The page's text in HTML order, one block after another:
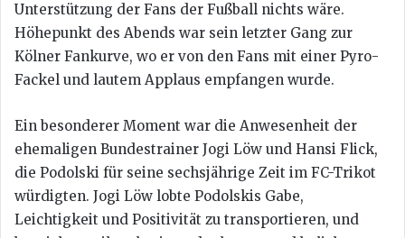
Unterstützung der Fans der Fußball nichts wäre.
Höhepunkt des Abends war sein letzter Gang zur
Kölner Fankurve, wo er von den Fans mit einer Pyro-
Fackel und lautem Applaus empfangen wurde.
Ein besonderer Moment war die Anwesenheit der
ehemaligen Bundestrainer Jogi Löw und Hansi Flick,
die Podolski für seine sechsjährige Zeit im FC-Trikot
würdigten. Jogi Löw lobte Podolskis Gabe,
Leichtigkeit und Positivität zu transportieren, und